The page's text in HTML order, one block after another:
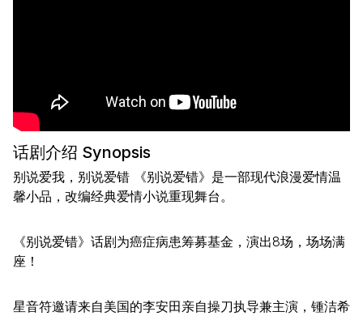
话剧介绍 Synopsis
别说爱我，别说爱错 《别说爱错》是一部现代浪漫爱情温
馨小品，改编经典爱情小说重现舞台。
《别说爱错》话剧为癌症病患筹募基金，演出8场，场场满
座！
星音符邀请来自美国的李安田亲自操刀执导兼主演，锺洁希